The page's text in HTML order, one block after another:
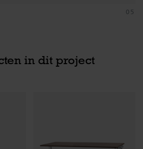
in dit project